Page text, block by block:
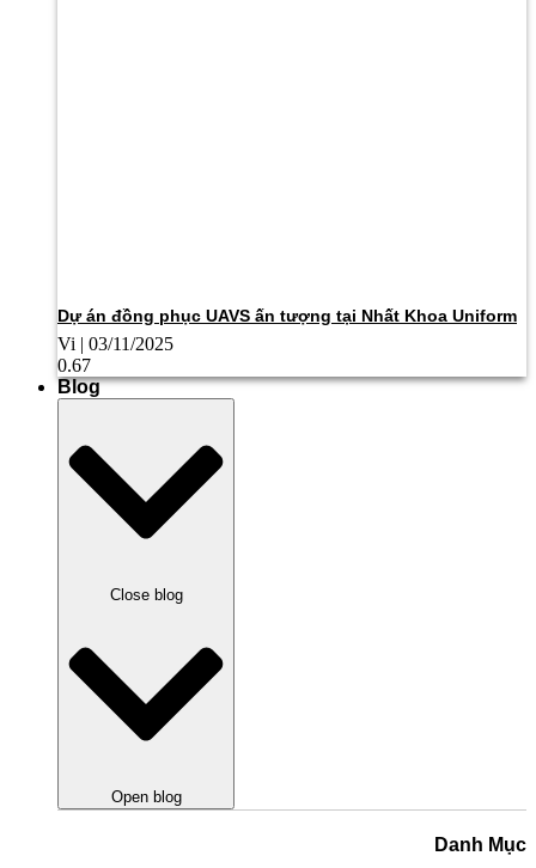
Dự án đồng phục UAVS ấn tượng tại Nhất Khoa Uniform
Vi 03/11/2025
Blog
Close blog
Open blog
Danh Mục